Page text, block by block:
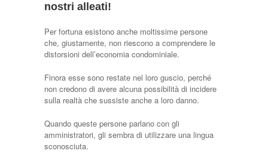
nostri alleati!
Per fortuna esistono anche moltissime persone
che, giustamente, non riescono a comprendere le
distorsioni dell’economia condominiale.
Finora esse sono restate nel loro guscio, perché
non credono di avere alcuna possibilità di incidere
sulla realtà che sussiste anche a loro danno.
Quando queste persone parlano con gli
amministratori, gli sembra di utilizzare una lingua
sconosciuta.